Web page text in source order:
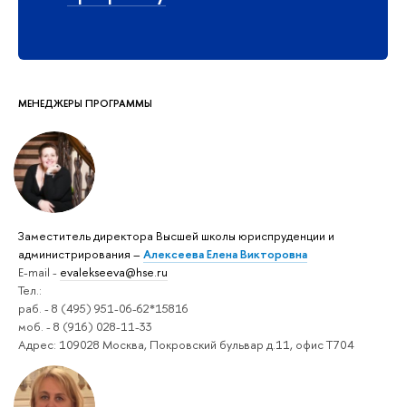
МЕНЕДЖЕРЫ ПРОГРАММЫ
Заместитель директора Высшей школы юриспруденции и
администрирования – Алексеева Елена Викторовна
E-mail - evalekseeva@hse.ru
Тел.:
раб. - 8 (495) 951-06-62*15816
моб. - 8 (916) 028-11-33
Адрес: 109028 Москва, Покровский бульвар д.11, офис Т704